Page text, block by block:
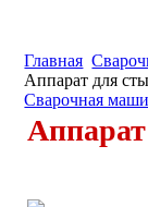
Главная
Аппарат для
Сварочная